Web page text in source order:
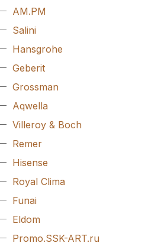
AM.PM
Salini
Hansgrohe
Geberit
Grossman
Aqwella
Villeroy & Boch
Remer
Hisense
Royal Clima
Funai
Eldom
Promo.SSK-ART.ru